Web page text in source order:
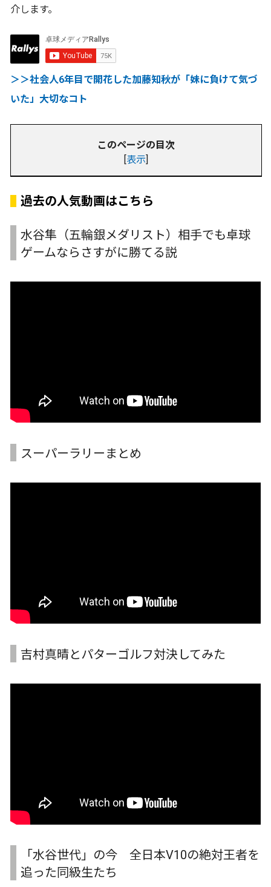
介します。
＞＞社会人6年目で開花した加藤知秋が「妹に負けて気づ
いた」大切なコト
このページの目次
[表示]
過去の人気動画はこちら
水谷隼（五輪銀メダリスト）相手でも卓球
ゲームならさすがに勝てる説
スーパーラリーまとめ
吉村真晴とパターゴルフ対決してみた
「水谷世代」の今 全日本V10の絶対王者を
追った同級生たち